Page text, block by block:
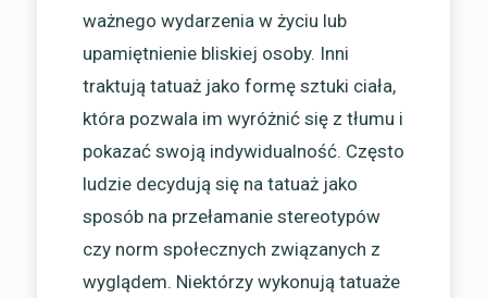
ważnego wydarzenia w życiu lub
upamiętnienie bliskiej osoby. Inni
traktują tatuaż jako formę sztuki ciała,
która pozwala im wyróżnić się z tłumu i
pokazać swoją indywidualność. Często
ludzie decydują się na tatuaż jako
sposób na przełamanie stereotypów
czy norm społecznych związanych z
wyglądem. Niektórzy wykonują tatuaże